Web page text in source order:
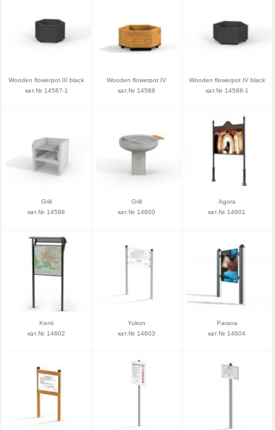
Wooden flowerpot III black
кат.№ 14587-1
Wooden flowerpot IV
кат.№ 14588
Wooden flowerpot IV black
кат.№ 14588-1
Grill
кат.№ 14598
Grill
кат.№ 14600
Agora
кат.№ 14601
Kemi
кат.№ 14602
Yukon
кат.№ 14603
Parana
кат.№ 14604